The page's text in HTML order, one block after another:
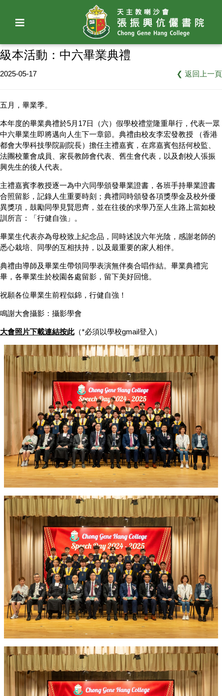
級本活動：中六畢業典禮
2025-05-17 ❮ 返回上一頁
五月，畢業季。
本年度的畢業典禮於5月17日（六）假學校禮堂隆重舉行，代表一眾
中六畢業生即將邁向人生下一章節。典禮由校友李宏發教授 （香港
都會大學科技學院副院長）擔任主禮嘉賓，在席嘉賓包括何校監、
法團校董會成員、家長教師會代表、舊生會代表，以及創校人張振
興先生的後人代表。
主禮嘉賓李教授逐一為中六同學頒發畢業證書，各班手持畢業證書
合照留影，記錄人生重要時刻；典禮同時頒發各項獎學金及校外優
異獎項，鼓勵同學見賢思齊，並在往後的求學乃至人生路上當如校
訓所言：「行健自強」。
畢業生代表亦為母校致上紀念品，同時述說六年光陰，感謝老師的
悉心栽培、同學的互相扶持，以及最重要的家人相伴。
典禮由導師及畢業生帶領同學表演無伴奏合唱作結。畢業典禮完
畢，各畢業生於校園各處留影，留下美好回憶。
祝願各位畢業生前程似錦，行健自強！
鳴謝大會攝影：攝影學會
大會照片下載連結按此（*必須以學校gmail登入）